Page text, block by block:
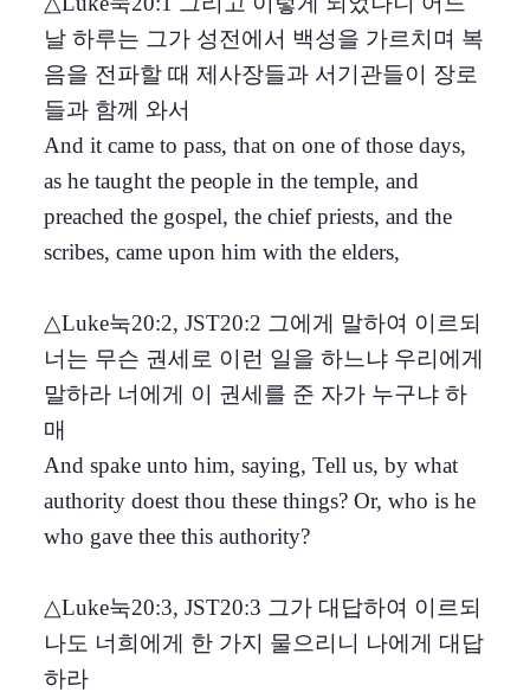
날 하루는 그가 성전에서 백성을 가르치며 복
음을 전파할 때 제사장들과 서기관들이 장로
들과 함께 와서
And it came to pass, that on one of those days,
as he taught the people in the temple, and
preached the gospel, the chief priests, and the
scribes, came upon him with the elders,
△Luke눅20:2, JST20:2 그에게 말하여 이르되
너는 무슨 권세로 이런 일을 하느냐 우리에게
말하라 너에게 이 권세를 준 자가 누구냐 하
매
And spake unto him, saying, Tell us, by what
authority doest thou these things? Or, who is he
who gave thee this authority?
△Luke눅20:3, JST20:3 그가 대답하여 이르되
나도 너희에게 한 가지 물으리니 나에게 대답
하라